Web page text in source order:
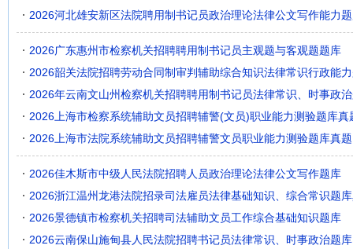
2026河北雄安新区法院聘用制书记员政治理论法律公文写作能力
2026广东惠州市检察机关招聘聘用制书记员主观题与客观题题库
2026韶关法院招聘劳动合同制审判辅助综合知识法律常识行政能
2026年云南文山州检察机关招聘聘用制书记员法律常识、时事政
2026上海市检察系统辅助文员招聘辅警(文员)职业能力测验题库真
2026上海市法院系统辅助文员招聘辅警文员职业能力测验题库真题
2026佳木斯市中级人民法院招聘人员政治理论法律公文写作题库
2026浙江温州龙港法院招录司法雇员法律基础知识、综合常识题
2026景德镇市检察机关招聘司法辅助文员工作综合基础知识题库
2026云南保山施甸县人民法院招聘书记员法律常识、时事政治题库